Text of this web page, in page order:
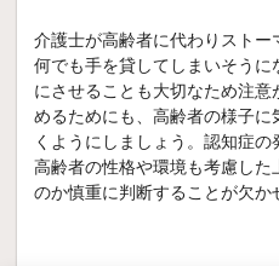
介護士が高齢者に代わりストー
何でも手を貸してしまいそうに
にさせることも大切なため注
めるためにも、高齢者の様子
くようにしましょう。認知症の
高齢者の性格や環境も考慮し
のか慎重に判断することが欠か